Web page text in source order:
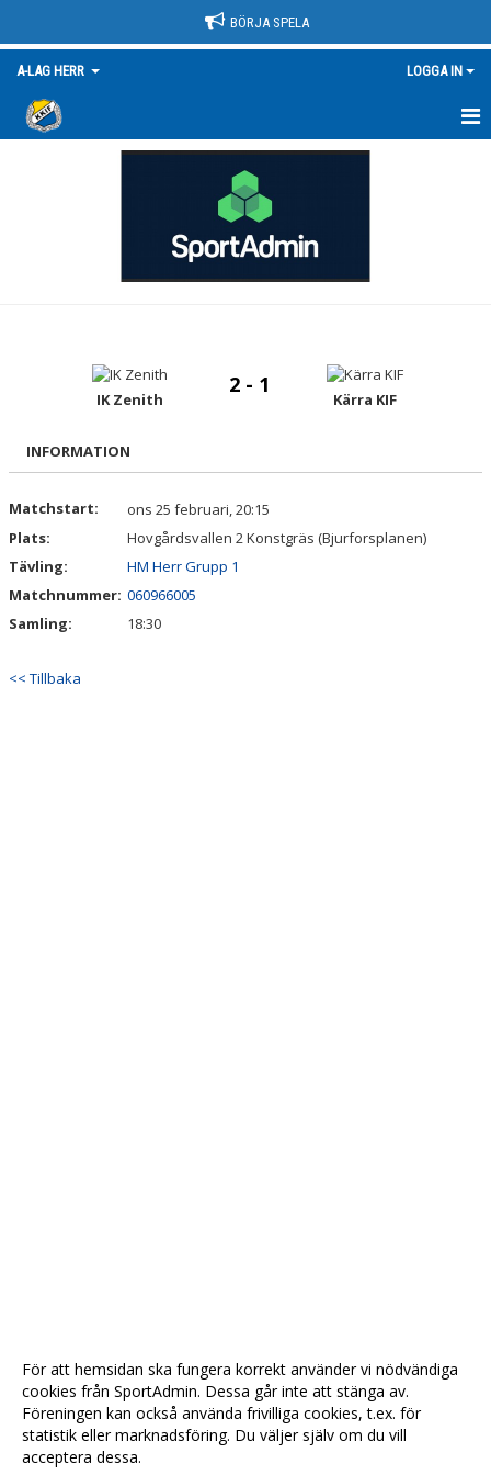
BÖRJA SPELA
A-LAG HERR LOGGA IN
DOKUMENT
IK Zenith
2 - 1
Kärra KIF
INFORMATION
Matchstart:
ons 25 februari, 20:15
Plats:
Hovgårdsvallen 2 Konstgräs (Bjurforsplanen)
Tävling:
HM Herr Grupp 1
Matchnummer: 060966005
Samling:
18:30
<< Tillbaka
För att hemsidan ska fungera korrekt använder vi nödvändiga
cookies från SportAdmin. Dessa går inte att stänga av.
Föreningen kan också använda frivilliga cookies, t.ex. för
statistik eller marknadsföring. Du väljer själv om du vill
acceptera dessa.